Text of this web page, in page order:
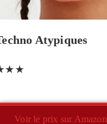
Atypiques
Voir le prix sur Amazon